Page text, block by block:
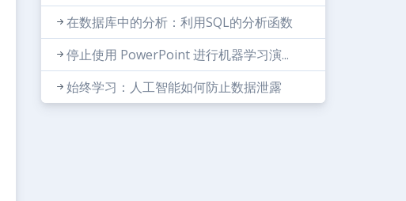
在数据库中的分析：利用SQL的分析函数
停止使用 PowerPoint 进行机器学习演...
始终学习：人工智能如何防止数据泄露